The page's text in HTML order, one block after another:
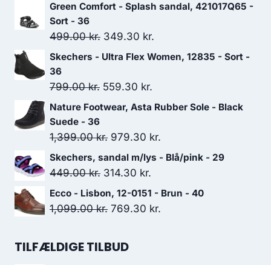
Green Comfort - Splash sandal, 421017Q65 -
Sort - 36
499.00kr. Den
oprindelige
var:
499.00 kr..
349.30 kr.
aktuelle
349.30 kr..
Skechers - Ultra Flex Women, 12835 - Sort -
36
799.00kr. Den
oprindelige
var:
799.00 kr..
559.30 kr.
aktuelle
er:
559.30 kr..
Nature Footwear, Asta Rubber Sole - Black
Suede - 36
1,399.00kr. Den
oprindelige
pris
1,399.00 kr..
979.30 kr.
aktuelle
Skechers, sandal m/lys - Blå/pink - 29
449.00kr. Den
oprindelige
pris
314.30 kr.
aktuelle
pris
Ecco - Lisbon, 12-0151 - Brun - 40
1,099.00kr. Den
pris
769.30 kr.
TILFÆLDIGE TILBUD